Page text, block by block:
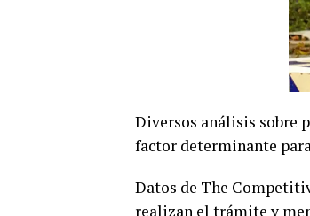
Diversos análisis sobre
factor determinante
Datos de The
realizan el trámite y